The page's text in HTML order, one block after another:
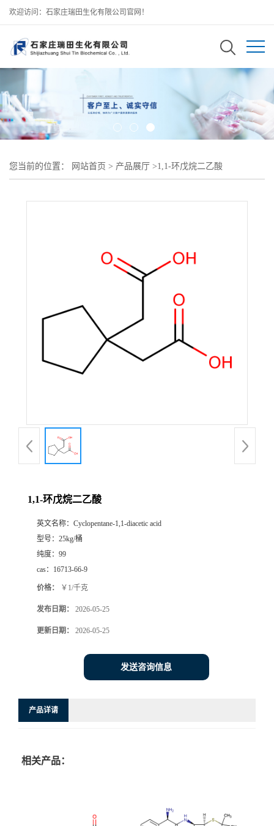
欢迎访问：石家庄瑞田生化有限公司官网！
您当前的位置： 网站首页 > 产品展厅 >1,1-环戊烷二乙酸
1,1-环戊烷二乙酸
英文名称： Cyclopentane-1,1-diacetic acid
型号： 25kg/桶
纯度： 99
cas： 16713-66-9
价格： ￥1/千克
发布日期： 2026-05-25
更新日期： 2026-05-25
发送咨询信息
产品详请
相关产品：